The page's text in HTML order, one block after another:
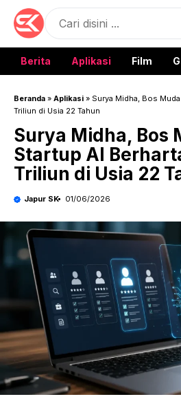
Langsung
Berita Aplikasi Film
Beranda » Aplikasi » Surya Midha, Bos
Triliun di Usia 22 Tahun
Surya Midha, Bos
Startup AI
Triliun di Usia 22
Japur SK 01/06/2026